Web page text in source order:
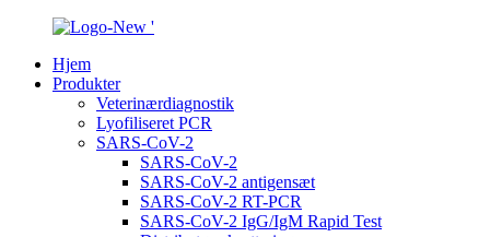
Hjem
Produkter
Veterinærdiagnostik
Lyofiliseret PCR
SARS-CoV-2
SARS-CoV-2
SARS-CoV-2 antigensæt
SARS-CoV-2 RT-PCR
SARS-CoV-2 IgG/IgM Rapid Test